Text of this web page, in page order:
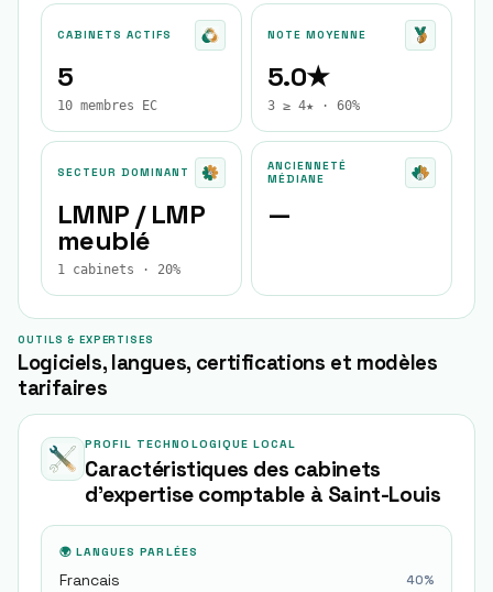
CABINETS ACTIFS
5
10 membres EC
NOTE MOYENNE
5.0★
3 ≥ 4★ · 60%
SECTEUR DOMINANT
LMNP / LMP
meublé
1 cabinets · 20%
ANCIENNETÉ
MÉDIANE
—
OUTILS & EXPERTISES
Logiciels, langues, certifications et modèles
tarifaires
PROFIL TECHNOLOGIQUE LOCAL
Caractéristiques des cabinets
d'expertise comptable à Saint-Louis
🌍 LANGUES PARLÉES
Francais 40%